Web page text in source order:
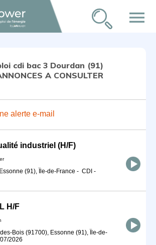
menu
cdi bac 3 Dourdan (91)
A CONSULTER
alerte e-mail
industriel (H/F)
(91), Île-de-France - CDI -
H/F
Bois (91700), Essonne (91), Île-de-
2026